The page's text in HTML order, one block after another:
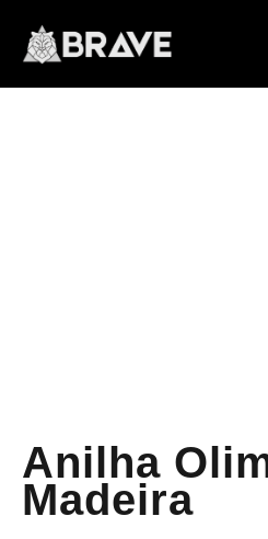
Anilha
Madeira